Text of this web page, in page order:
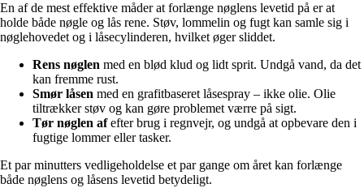
En af de mest effektive måder at forlænge nøglens levetid på er at
holde både nøgle og lås rene. Støv, lommelin og fugt kan samle sig i
nøglehovedet og i låsecylinderen, hvilket øger sliddet.
Rens nøglen med en blød klud og lidt sprit. Undgå vand, da det
kan fremme rust.
Smør låsen med en grafitbaseret låsespray – ikke olie. Olie
tiltrækker støv og kan gøre problemet værre på sigt.
Tør nøglen afefter brug i regnvejr, og undgå at opbevare den i
fugtige lommer eller tasker.
Et par minutters vedligeholdelse et par gange om året kan forlænge
både nøglens og låsens levetid betydeligt.